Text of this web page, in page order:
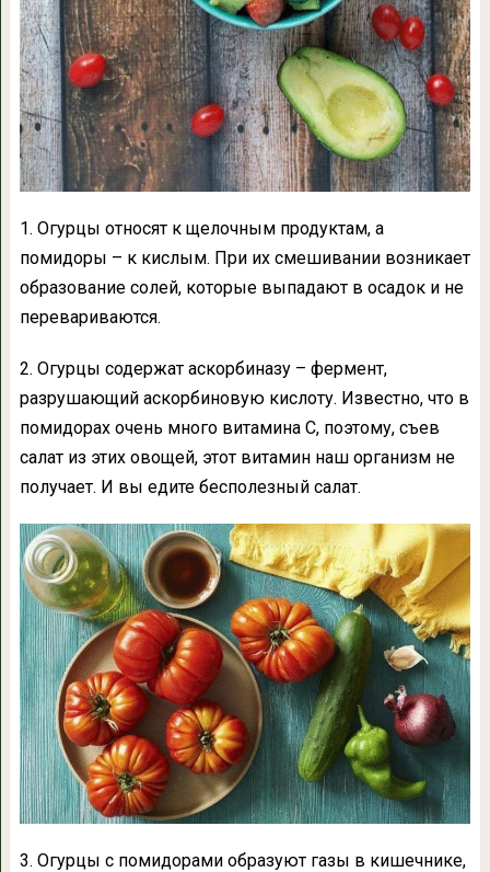
1. Огурцы относят к щелочным продуктам, а
помидоры – к кислым. При их смешивании возникает
образование солей, которые выпадают в осадок и не
перевариваются.
2. Огурцы содержат аскорбиназу – фермент,
разрушающий аскорбиновую кислоту. Известно, что в
помидорах очень много витамина С, поэтому, съев
салат из этих овощей, этот витамин наш организм не
получает. И вы едите бесполезный салат.
3. Огурцы с помидорами образуют газы в кишечнике,